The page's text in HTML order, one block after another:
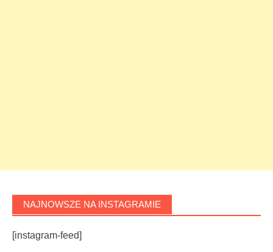
NAJNOWSZE NA INSTAGRAMIE
[instagram-feed]